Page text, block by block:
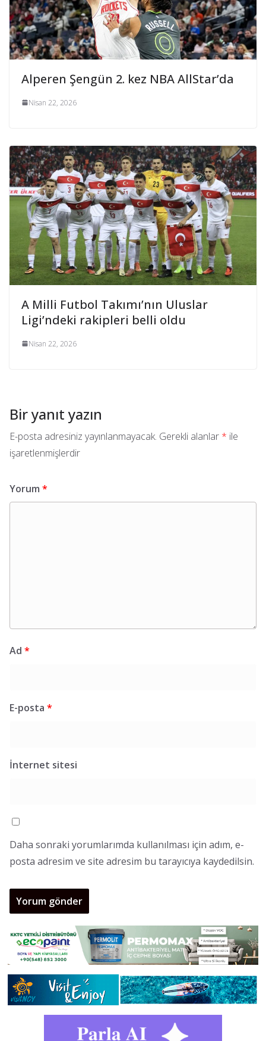
Alperen Şengün 2. kez NBA AllStar’da
Nisan 22, 2026
A Milli Futbol Takımı’nın Uluslar
Ligi’ndeki rakipleri belli oldu
Nisan 22, 2026
Bir yanıt yazın
E-posta adresiniz yayınlanmayacak. Gerekli alanlar * ile
işaretlenmişlerdir
Yorum *
Ad *
E-posta *
İnternet sitesi
Daha sonraki yorumlarımda kullanılması için adım, e-
posta adresim ve site adresim bu tarayıcıya kaydedilsin.